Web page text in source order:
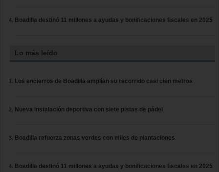
Boadilla destinó 11 millones a ayudas y bonificaciones fiscales en 2025
Lo más leído
Los encierros de Boadilla amplían su recorrido casi cien metros
Nueva instalación deportiva con siete pistas de pádel
Boadilla refuerza zonas verdes con miles de plantaciones
Boadilla destinó 11 millones a ayudas y bonificaciones fiscales en 2025